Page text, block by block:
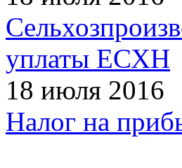
уплаты ЕСХН
18 июля 2016
Налог на